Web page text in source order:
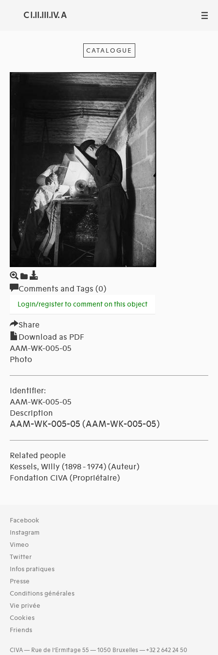
C I.II.III.IV. A III
CATALOGUE
Comments and Tags (0)
Login/register to comment on this object
Share
Download as PDF
AAM-WK-005-05
Photo
Identifier:
AAM-WK-005-05
Description
AAM-WK-005-05 (AAM-WK-005-05)
Related people
Kessels, Willy (1898 - 1974) (Auteur)
Fondation CIVA (Propriétaire)
Facebook
Instagram
Vimeo
Twitter
Infos pratiques
Presse
Conditions générales
Vie privée
Cookies
Friends
CIVA — Rue de l’Ermitage 55 — 1050 Bruxelles — +32 2 642 24 50